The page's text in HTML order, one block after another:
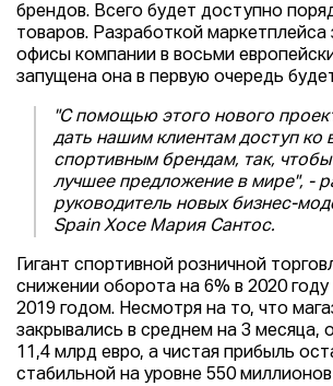
брендов. Всего будет доступно
товаров. Разработкой маркетплейса
офисы компании в восьми
запущена она в первую очередь
"С помощью этого нового
дать нашим клиентам доступ ко
спортивным брендам, так,
лучшее предложение в мире", -
руководитель новых бизнес-
Spain Хосе Мария Сантос.
Гигант спортивной розничной
снижении оборота на 6% в 2020
2019 годом. Несмотря на то, что
закрывались в среднем на 3 месяца,
11,4 млрд евро, а чистая прибыль
стабильной на уровне 550